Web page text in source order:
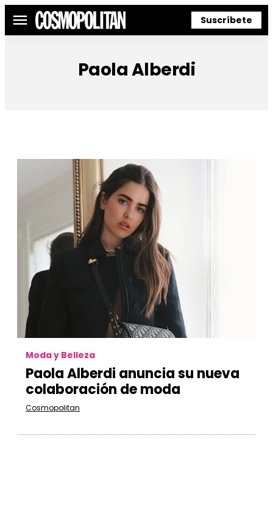
Menú Suscríbete
Paola Alberdi
Moda y Belleza
Paola Alberdi anuncia su nueva
colaboración de moda
Cosmopolitan